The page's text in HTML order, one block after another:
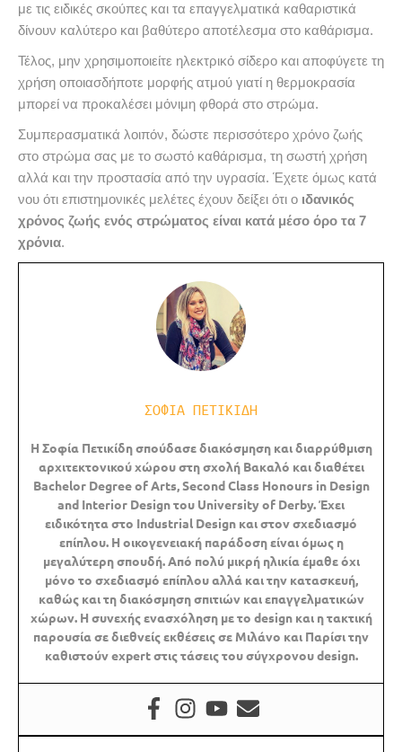
με τις ειδικές σκούπες και τα επαγγελματικά καθαριστικά
δίνουν καλύτερο και βαθύτερο αποτέλεσμα στο καθάρισμα.
Τέλος, μην χρησιμοποιείτε ηλεκτρικό σίδερο και αποφύγετε τη
χρήση οποιασδήποτε μορφής ατμού γιατί η θερμοκρασία
μπορεί να προκαλέσει μόνιμη φθορά στο στρώμα.
Συμπερασματικά λοιπόν, δώστε περισσότερο χρόνο ζωής
στο στρώμα σας με το σωστό καθάρισμα, τη σωστή χρήση
αλλά και την προστασία από την υγρασία. Έχετε όμως κατά
νου ότι επιστημονικές μελέτες έχουν δείξει ότι ο ιδανικός
χρόνος ζωής ενός στρώματος είναι κατά μέσο όρο τα 7
χρόνια.
ΣΟΦΙΑ ΠΕΤΙΚΙΔΗ
Η Σοφία Πετικίδη σπούδασε διακόσμηση και διαρρύθμιση
αρχιτεκτονικού χώρου στη σχολή Βακαλό και διαθέτει
Bachelor DegreeofArts,SecondClass Honours in Design
and Interior Design του Universityof Derby. Έχει
ειδικότητα στο Industrial Design και στον σχεδιασμό
επίπλου. Η οικογενειακή παράδοση είναι όμως η
μεγαλύτερη σπουδή. Από πολύ μικρή ηλικία έμαθε όχι
μόνο το σχεδιασμό επίπλου αλλά και την κατασκευή,
καθώς και τη διακόσμηση σπιτιών και επαγγελματικών
χώρων. Η συνεχής ενασχόληση με το design και η τακτική
παρουσία σε διεθνείς εκθέσεις σε Μιλάνο και Παρίσι την
καθιστούν expert στις τάσεις του σύγχρονουdesign.